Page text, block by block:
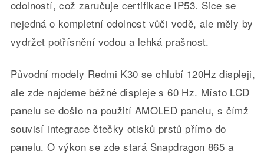
odolností, což zaručuje certifikace IP53. Sice se
nejedná o kompletní odolnost vůči vodě, ale měly by
vydržet potřísnění vodou a lehká prašnost.
Původní modely Redmi K30 se chlubí 120Hz displeji,
ale zde najdeme běžné displeje s 60 Hz. Místo LCD
panelu se došlo na použití AMOLED panelu, s čímž
souvisí integrace čtečky otisků prstů přímo do
panelu. O výkon se zde stará Snapdragon 865 a